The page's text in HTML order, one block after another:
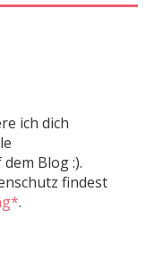
ich dich
Blog :).
findest
.